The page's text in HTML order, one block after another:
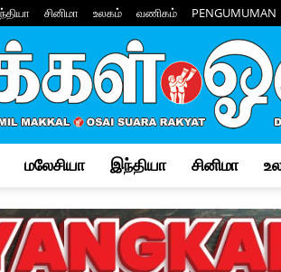
சினிமா உலகம் வணிகம் PENGUMUMAN
மலேசியா இந்தியா சினிமா